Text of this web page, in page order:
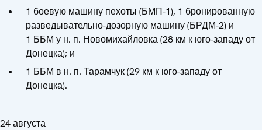
1 боевую машину пехоты (БМП-1), 1 бронированную
разведывательно-дозорную машину (БРДМ-2) и
1 ББМ у н. п. Новомихайловка (28 км к юго-западу от
Донецка); и
1 ББМ в н. п. Тарамчук (29 км к юго-западу от
Донецка).
24 августа